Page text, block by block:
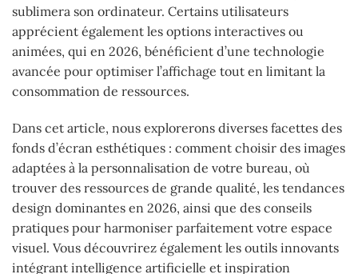
sublimera son ordinateur. Certains utilisateurs
apprécient également les options interactives ou
animées, qui en 2026, bénéficient d’une technologie
avancée pour optimiser l’affichage tout en limitant la
consommation de ressources.
Dans cet article, nous explorerons diverses facettes des
fonds d’écran esthétiques : comment choisir des images
adaptées à la personnalisation de votre bureau, où
trouver des ressources de grande qualité, les tendances
design dominantes en 2026, ainsi que des conseils
pratiques pour harmoniser parfaitement votre espace
visuel. Vous découvrirez également les outils innovants
intégrant intelligence artificielle et inspiration